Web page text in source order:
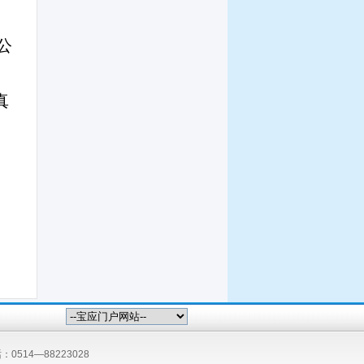
：0514—88223028